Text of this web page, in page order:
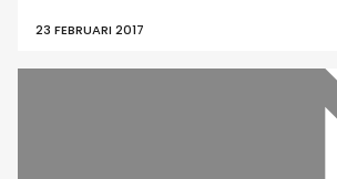
23 FEBRUARI 2017